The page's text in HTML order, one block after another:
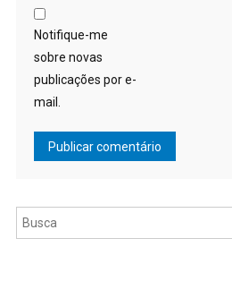
Notifique-me
sobre novas
publicações por e-
mail.
Pesquisar